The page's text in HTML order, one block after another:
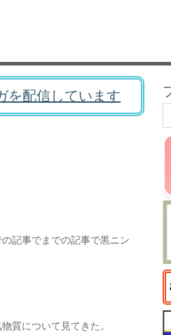
を配信しています
の記事でまでの記事で黒ニン
質について見てきた。